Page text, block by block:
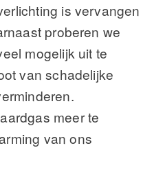
is vervangen
proberen we
mogelijk uit te
van schadelijke
meer te
van ons